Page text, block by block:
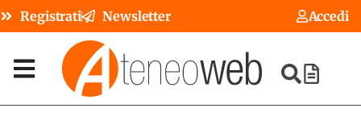
Registrati Newsletter Accedi